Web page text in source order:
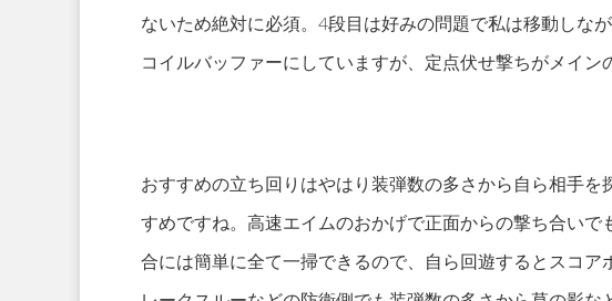
ないため絶対に必須。4段目は好みの問題で私は移動しな
コイルバッファーにしていますが、定点伏せ撃ちがメイン
おすすめの立ち回りはやはり装弾数の多さから自ら相手
すめですね。高速エイムのおかげで正面からの撃ち合い
合には簡単に全て一掃できるので、自ら回遊するとスコ